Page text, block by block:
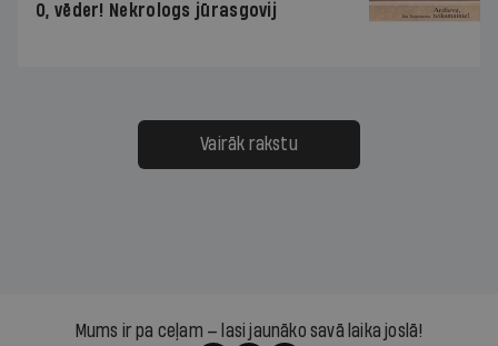
O, vēder! Nekrologs jūrasgovij
Vairāk rakstu
Mums ir pa ceļam — lasi jaunāko savā laika joslā!